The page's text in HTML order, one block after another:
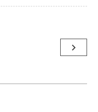
navigate_next